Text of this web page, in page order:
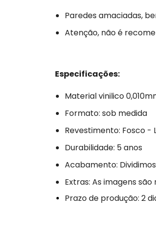
Paredes amaciadas,
Atenção, não é
Especificações:
Material vinilico
Formato: sob medida
Revestimento: Fosco -
Durabilidade: 5 anos
Acabamento:
Extras: As imagens
Prazo de produção: 2